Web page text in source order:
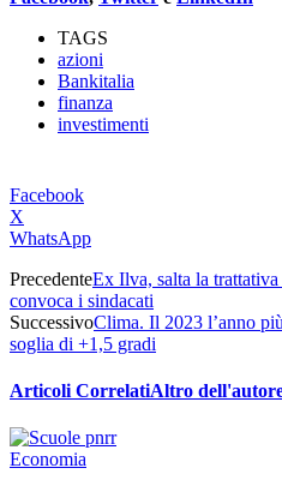
TAGS
azioni
Bankitalia
finanza
investimenti
Facebook
X
WhatsApp
PrecedenteEx Ilva, salta la
convoca i sindacati
SuccessivoClima. Il 2023 l’anno
soglia di +1,5 gradi
Articoli CorrelatiAltro
Economia